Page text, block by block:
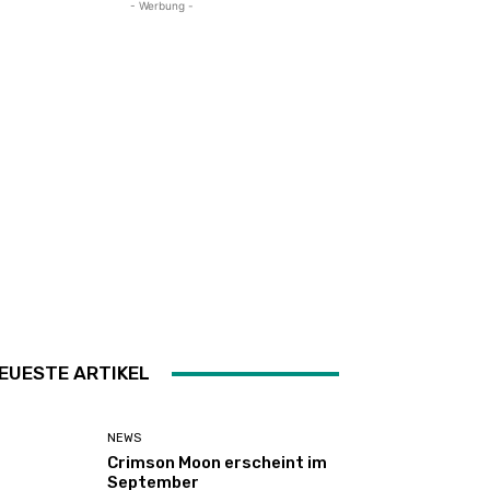
- Werbung -
ARTIKEL
NEWS
Crimson Moon erscheint im
September